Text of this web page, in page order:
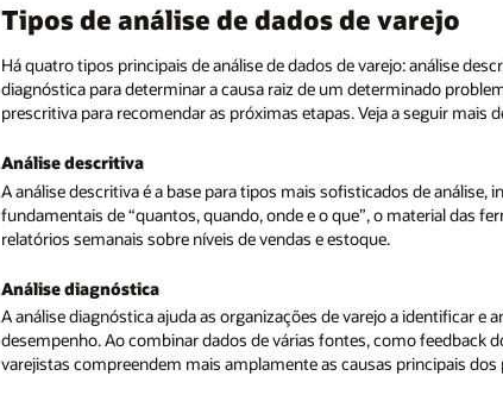
Tipos de análise de dados de varejo
Há quatro tipos principais de análise de dados de varejo: análise
diagnóstica para determinar a causa raiz de um determinado
prescritiva para recomendar as próximas etapas. Veja a seguir mais
Análise descritiva
A análise descritiva é a base para tipos mais sofisticados de análise,
fundamentais de “quantos, quando, onde e o que”, o material das
relatórios semanais sobre níveis de vendas e estoque.
Análise diagnóstica
A análise diagnóstica ajuda as organizações de varejo a identificar
desempenho. Ao combinar dados de várias fontes, como feedback
varejistas compreendem mais amplamente as causas principais